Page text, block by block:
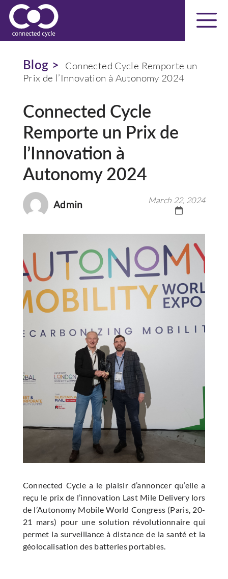
Blog >
Connected Cycle Remporte un
Prix de l’Innovation à Autonomy 2024
Connected Cycle
Remporte un Prix de
l’Innovation à
Autonomy 2024
Admin March 22, 2024
Connected Cycle a le plaisir d’annoncer qu’elle a
reçu le prix de l’innovation Last Mile Delivery lors
de l’Autonomy Mobile World Congress (Paris, 20-
21 mars) pour une solution révolutionnaire qui
permet la surveillance à distance de la santé et la
géolocalisation des batteries portables.